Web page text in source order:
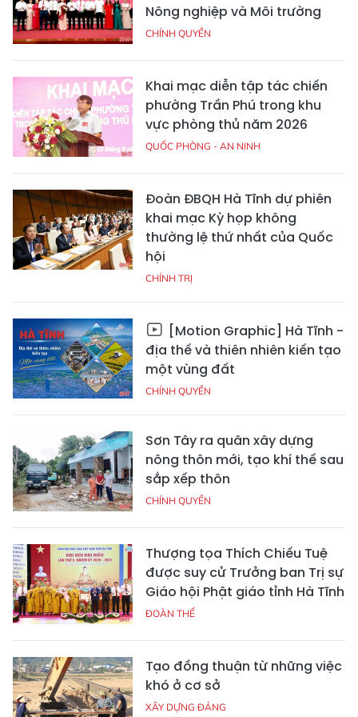
Nông nghiệp và Môi trường
CHÍNH QUYỀN
Khai mạc diễn tập tác chiến
phường Trần Phú trong khu
vực phòng thủ năm 2026
QUỐC PHÒNG - AN NINH
Đoàn ĐBQH Hà Tĩnh dự phiên
khai mạc Kỳ họp không
thường lệ thứ nhất của Quốc
hội
CHÍNH TRỊ
[Motion Graphic] Hà Tĩnh -
địa thế và thiên nhiên kiến tạo
một vùng đất
CHÍNH QUYỀN
Sơn Tây ra quân xây dựng
nông thôn mới, tạo khí thế sau
sắp xếp thôn
CHÍNH QUYỀN
Thượng tọa Thích Chiếu Tuệ
được suy cử Trưởng ban Trị sự
Giáo hội Phật giáo tỉnh Hà Tĩnh
ĐOÀN THỂ
Tạo đồng thuận từ những việc
khó ở cơ sở
XÂY DỰNG ĐẢNG